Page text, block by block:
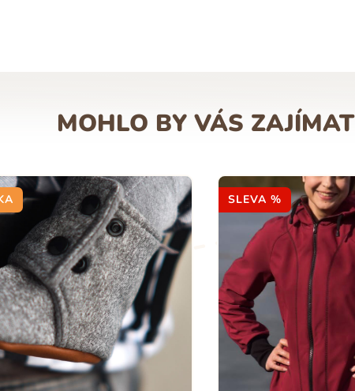
MOHLO BY VÁS ZAJÍMAT
SLEVA %